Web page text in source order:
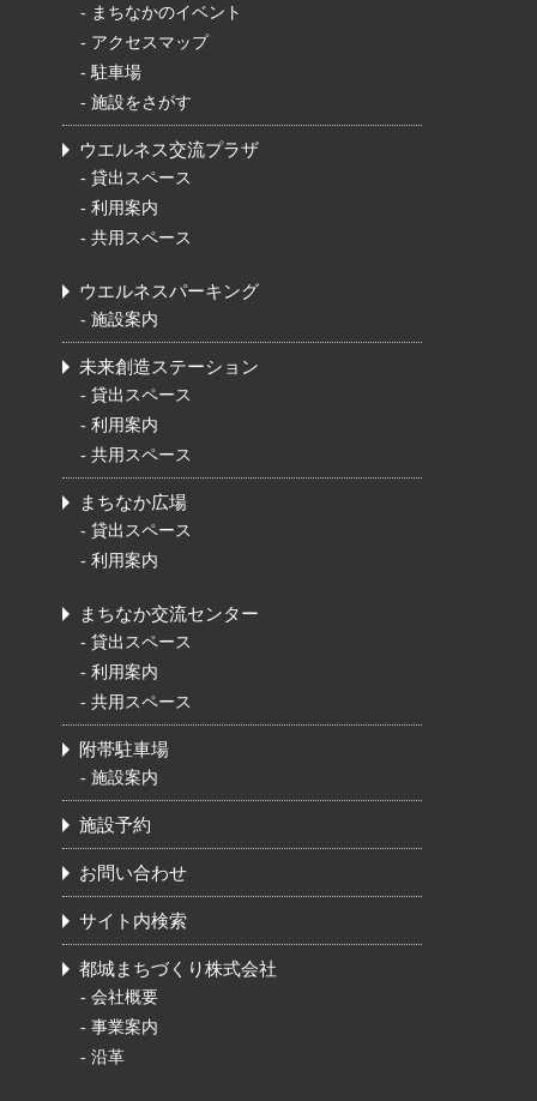
- まちなかのイベント
- アクセスマップ
- 駐車場
- 施設をさがす
ウエルネス交流プラザ
- 貸出スペース
- 利用案内
- 共用スペース
ウエルネスパーキング
- 施設案内
未来創造ステーション
- 貸出スペース
- 利用案内
- 共用スペース
まちなか広場
- 貸出スペース
- 利用案内
まちなか交流センター
- 貸出スペース
- 利用案内
- 共用スペース
附帯駐車場
- 施設案内
施設予約
お問い合わせ
サイト内検索
都城まちづくり株式会社
- 会社概要
- 事業案内
- 沿革